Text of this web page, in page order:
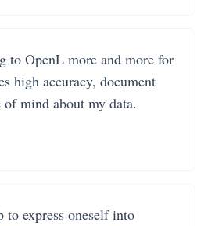
to OpenL more and more for
high accuracy, document
mind about my data.
express oneself into